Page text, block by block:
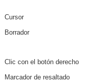
Cursor
Borrador
Clic con el botón derecho
Marcador de resaltado